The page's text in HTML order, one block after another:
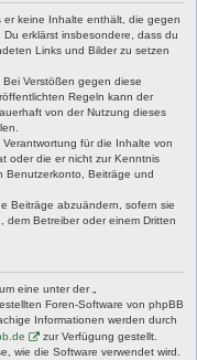
er keine Inhalte enthält, die gegen
erklärst insbesondere, dass du
Links und Bilder zu setzen
Verstößen gegen diese
Regeln kann der
von der Nutzung dieses
für die Inhalte von
oder die er nicht zur Kenntnis
Benutzerkonto, Beiträge und
Beiträge abzuändern, sofern sie
Betreiber oder einem Dritten
eine unter der „
Foren-Software von phpBB
Informationen werden durch
zur Verfügung gestellt.
wie die Software verwendet wird.